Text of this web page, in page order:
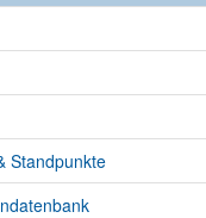
Standpunkte